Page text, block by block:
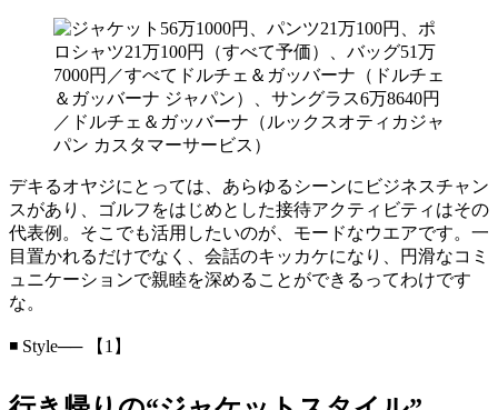
デキるオヤジにとっては、あらゆるシーンにビジネスチャン
スがあり、ゴルフをはじめとした接待アクティビティはその
代表例。そこでも活用したいのが、モードなウエアです。一
目置かれるだけでなく、会話のキッカケになり、円滑なコミ
ュニケーションで親睦を深めることができるってわけです
な。
◾️ Style── 【1】